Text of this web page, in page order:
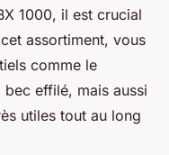
1000, il est crucial
assortiment, vous
comme le
effilé, mais aussi
utiles tout au long